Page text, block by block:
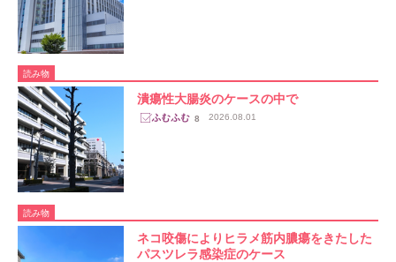
読み物
潰瘍性大腸炎のケースの中で
8 2026.08.01
読み物
ネコ咬傷によりヒラメ筋内膿瘍をきたした
パスツレラ感染症のケース